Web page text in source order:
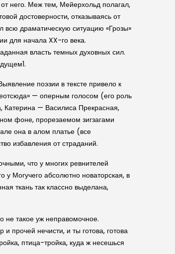
от него. Меж тем, Мейерхольд полагал,
достоверности, отказываясь от
всю драматическую ситуацию «Грозы»
для начала XX-го века.
власть темных духовных сил.
поэзии в тексте привело к
— оперным голосом (его роль
Катерина — Василиса Прекрасная,
фоне, прорезаемом зигзагами
она в алом платье (все
избавления от страданий.
что у многих ревнителей
у Могучего абсолютно новаторская, в
ткань так классно выделана,
не такое уж неправомочное.
прочей нечисти, и ты готова, готова
птица-тройка, куда ж несешься